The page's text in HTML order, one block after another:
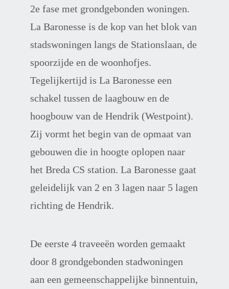
2e fase met grondgebonden woningen.
La Baronesse is de kop van het blok van
stadswoningen langs de Stationslaan, de
spoorzijde en de woonhofjes.
Tegelijkertijd is La Baronesse een
schakel tussen de laagbouw en de
hoogbouw van de Hendrik (Westpoint).
Zij vormt het begin van de opmaat van
gebouwen die in hoogte oplopen naar
het Breda CS station. La Baronesse gaat
geleidelijk van 2 en 3 lagen naar 5 lagen
richting de Hendrik.
De eerste 4 traveeën worden gemaakt
door 8 grondgebonden stadwoningen
aan een gemeenschappelijke binnentuin,